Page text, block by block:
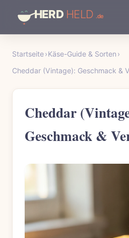
Startseite›Käse-Guide & Sorten ›
Cheddar (Vintage): Geschmack &
Cheddar
Geschmack &